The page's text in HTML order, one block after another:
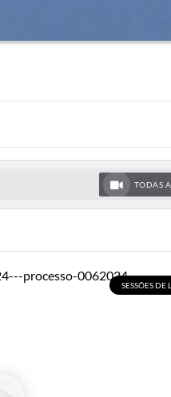
TODAS
SESSÕES DE